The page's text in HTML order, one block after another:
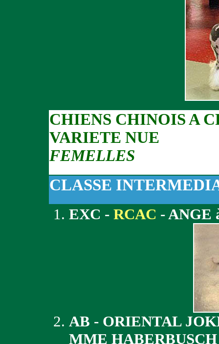
CHIENS CHINOIS A
VARIETE NUE
FEMELLES
CLASSE
EXC - RCAC - ANGE
AB - ORIENTAL
MME HABERBUSCH